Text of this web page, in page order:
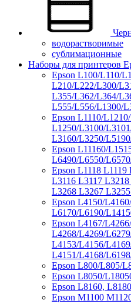
водорастворимые
сублимационные
Наборы для принтеров
Epson L100/L110/
L210/L222/L300/
L355/L362/L364/
L555/L556/L1300/
Epson L1110/
L1250/L3100/
L3160/L3250/
Epson L11160/
L6490/L6550/
Epson L1118
L3116 L3117
L3268 L3267
Epson L4150/
L6170/L6190/
Epson L4167/
L4268/L4269/
L4153/L4156/
L4151/L4168/
Epson L800/L805/
Epson L8050/
Epson L8160, L8180
Epson M1100